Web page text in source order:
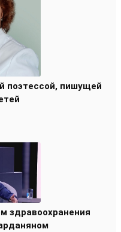
поэтессой, пишущей
здравоохранения